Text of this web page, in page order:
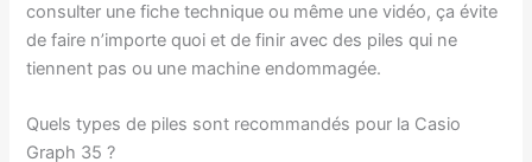
consulter une fiche technique ou même une vidéo, ça évite
de faire n’importe quoi et de finir avec des piles qui ne
tiennent pas ou une machine endommagée.
Quels types de piles sont recommandés pour la Casio
Graph 35 ?